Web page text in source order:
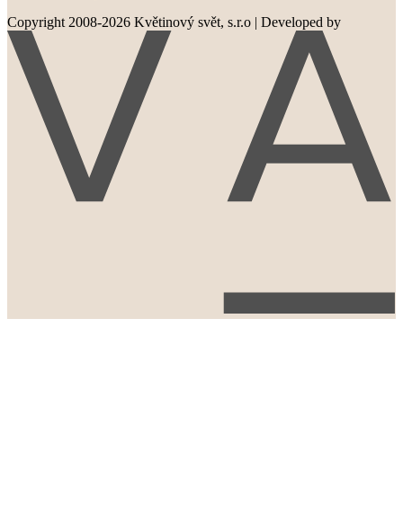
Copyright 2008-2026 Květinový svět, s.r.o | Developed by